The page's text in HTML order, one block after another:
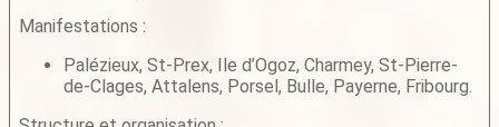
Manifestations :
Palézieux, St-Prex, Ile d’Ogoz, Charmey, St-Pierre-
de-Clages, Attalens, Porsel, Bulle, Payerne, Fribourg.